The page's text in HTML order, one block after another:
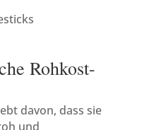
Rohkost-
davon, dass sie
und